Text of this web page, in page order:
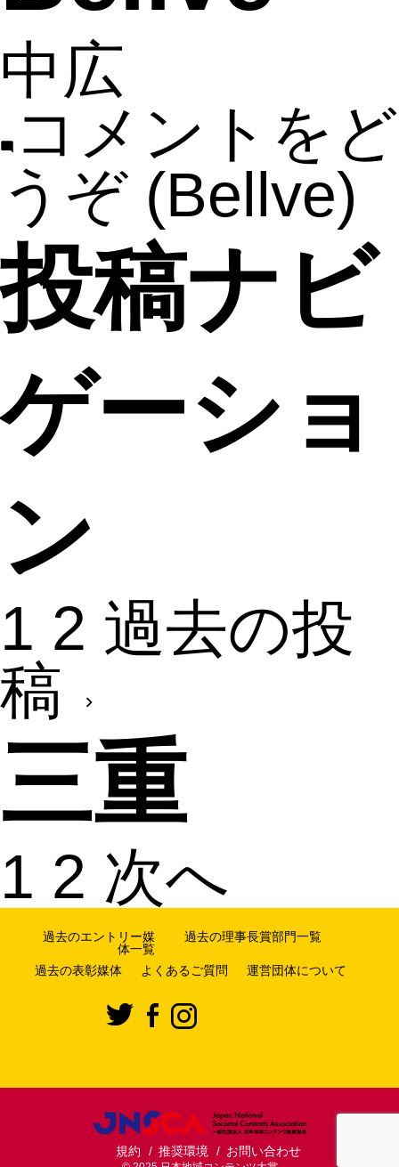
中広
コメントをど
うぞ (Bellve)
投稿ナビ
ゲーショ
ン
1 2 過去の投
稿
三重
1 2 次へ
過去のエントリー媒
体一覧
過去の理事長賞部門一覧
過去の表彰媒体 よくあるご質問 運営団体について
規約 推奨環境 お問い合わせ